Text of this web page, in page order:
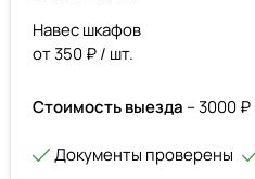
Навес шкафов
от 350 ₽ / шт.
Стоимость выезда – 3000 ₽
Документы проверены